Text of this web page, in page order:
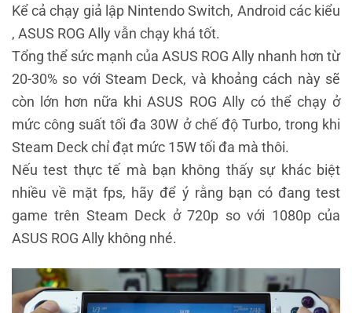
Kể cả chạy giả lập Nintendo Switch, Android các kiểu
, ASUS ROG Ally vẫn chạy khá tốt.
Tổng thể sức mạnh của ASUS ROG Ally nhanh hơn từ
20-30% so với Steam Deck, và khoảng cách này sẽ
còn lớn hơn nữa khi ASUS ROG Ally có thể chạy ở
mức công suất tối đa 30W ở chế độ Turbo, trong khi
Steam Deck chỉ đạt mức 15W tối đa mà thôi.
Nếu test thực tế mà bạn không thấy sự khác biệt
nhiều về mặt fps, hãy để ý rằng bạn có đang test
game trên Steam Deck ở 720p so với 1080p của
ASUS ROG Ally không nhé.